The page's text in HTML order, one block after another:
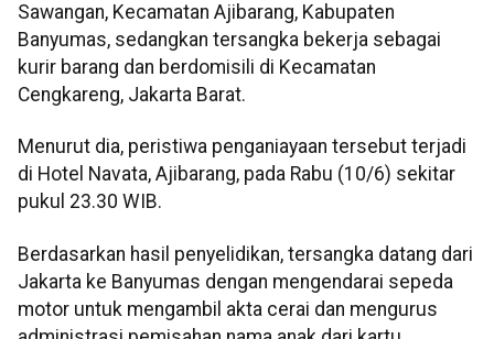
Sawangan, Kecamatan Ajibarang, Kabupaten
Banyumas, sedangkan tersangka bekerja sebagai
kurir barang dan berdomisili di Kecamatan
Cengkareng, Jakarta Barat.
Menurut dia, peristiwa penganiayaan tersebut terjadi
di Hotel Navata, Ajibarang, pada Rabu (10/6) sekitar
pukul 23.30 WIB.
Berdasarkan hasil penyelidikan, tersangka datang dari
Jakarta ke Banyumas dengan mengendarai sepeda
motor untuk mengambil akta cerai dan mengurus